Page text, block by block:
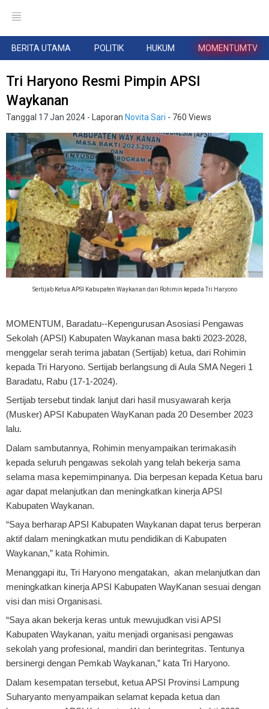
BERITA UTAMA POLITIK HUKUM MOMENTUMTV
Tri Haryono Resmi Pimpin APSI
Waykanan
Tanggal 17 Jan 2024 - Laporan Novita Sari - 760 Views
Sertijab Ketua APSI Kabupaten Waykanan dari Rohimin kepada Tri Haryono
MOMENTUM, Baradatu--Kepengurusan Asosiasi Pengawas
Sekolah (APSI) Kabupaten Waykanan masa bakti 2023-2028,
menggelar serah terima jabatan (Sertijab) ketua, dari Rohimin
kepada Tri Haryono. Sertijab berlangsung di Aula SMA Negeri 1
Baradatu, Rabu (17-1-2024).
Sertijab tersebut tindak lanjut dari hasil musyawarah kerja
(Musker) APSI Kabupaten WayKanan pada 20 Desember 2023
lalu.
Dalam sambutannya, Rohimin menyampaikan terimakasih
kepada seluruh pengawas sekolah yang telah bekerja sama
selama masa kepemimpinanya. Dia berpesan kepada Ketua baru
agar dapat melanjutkan dan meningkatkan kinerja APSI
Kabupaten Waykanan.
“Saya berharap APSI Kabupaten Waykanan dapat terus berperan
aktif dalam meningkatkan mutu pendidikan di Kabupaten
Waykanan,” kata Rohimin.
Menanggapi itu, Tri Haryono mengatakan, akan melanjutkan dan
meningkatkan kinerja APSI Kabupaten WayKanan sesuai dengan
visi dan misi Organisasi.
“Saya akan bekerja keras untuk mewujudkan visi APSI
Kabupaten Waykanan, yaitu menjadi organisasi pengawas
sekolah yang profesional, mandiri dan berintegritas. Tentunya
bersinergi dengan Pemkab Waykanan,” kata Tri Haryono.
Dalam kesempatan tersebut, ketua APSI Provinsi Lampung
Suharyanto menyampaikan selamat kepada ketua dan